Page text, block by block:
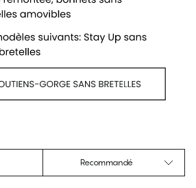
Recommandé